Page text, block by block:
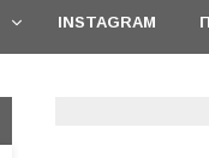
INSTAGRAM